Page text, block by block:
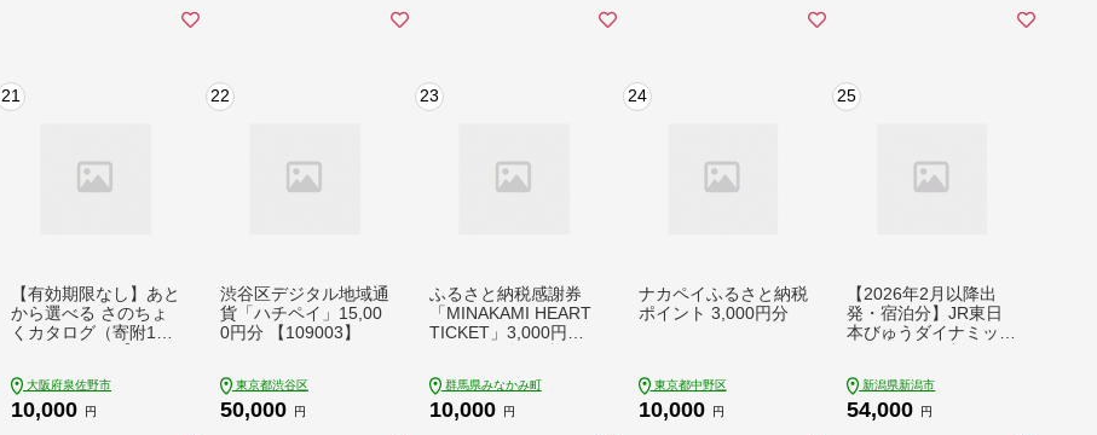
旅行 お泊り 日帰り 観
光地応援 [AO007tu]
21
【有効期限なし】あと
から選べる さのちょ
くカタログ（寄附10,0
4000品以上 高評価 肉
ビール 海鮮 野菜 定期
大阪府泉佐野市
10,000 円
22
渋谷区デジタル地域通
貨「ハチペイ」15,00
0円分 【109003】
東京都渋谷区
50,000 円
23
ふるさと納税感謝券
「MINAKAMI HEART
TICKET」3,000円分
行 温泉 アウトドア ス
キー グルメ キャンプ
群馬県みなかみ町
10,000 円
24
ナカペイふるさと納税
ポイント 3,000円分
東京都中野区
10,000 円
25
【2026年2月以降出
発・宿泊分】JR東日
本びゅうダイナミック
新潟県新潟市）※202
7年1月31日出発・宿
新潟県新潟市
54,000 円